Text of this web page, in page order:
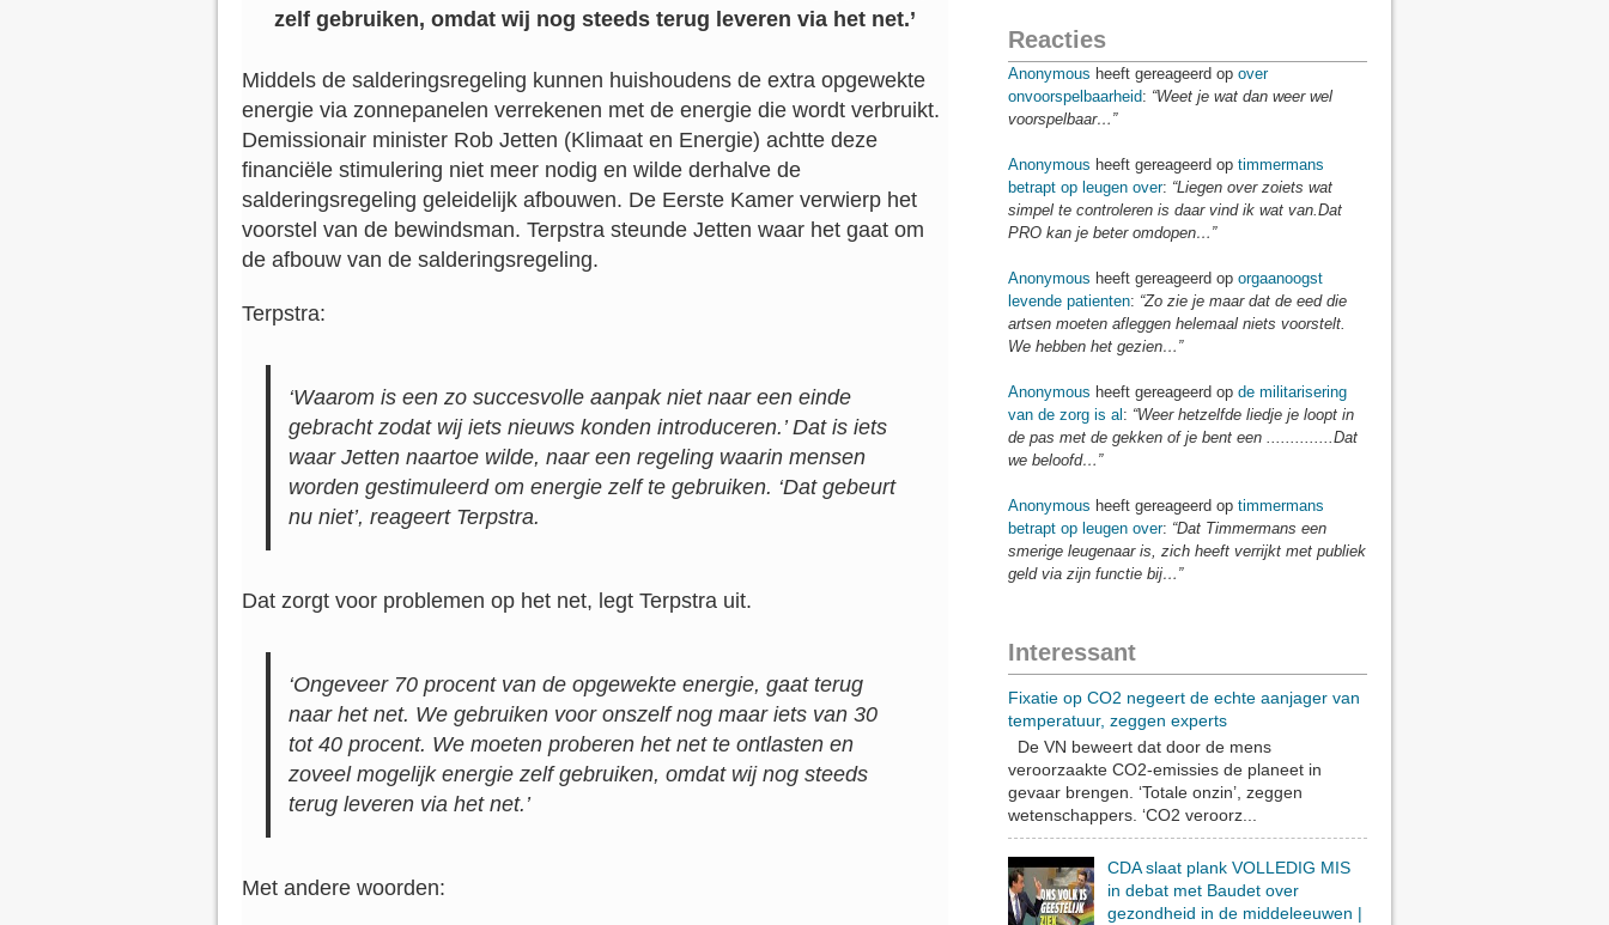
zelf gebruiken, omdat wij nog steeds terug leveren via het net.’
Middels de salderingsregeling kunnen huishoudens de extra opgewekte
energie via zonnepanelen verrekenen met de energie die wordt verbruikt.
Demissionair minister Rob Jetten (Klimaat en Energie) achtte deze
financiële stimulering niet meer nodig en wilde derhalve de
salderingsregeling geleidelijk afbouwen. De Eerste Kamer verwierp het
voorstel van de bewindsman. Terpstra steunde Jetten waar het gaat om
de afbouw van de salderingsregeling.
Terpstra:
‘Waarom is een zo succesvolle aanpak niet naar een einde
gebracht zodat wij iets nieuws konden introduceren.’ Dat is iets
waar Jetten naartoe wilde, naar een regeling waarin mensen
worden gestimuleerd om energie zelf te gebruiken. ‘Dat gebeurt
nu niet’, reageert Terpstra.
Dat zorgt voor problemen op het net, legt Terpstra uit.
‘Ongeveer 70 procent van de opgewekte energie, gaat terug
naar het net. We gebruiken voor onszelf nog maar iets van 30
tot 40 procent. We moeten proberen het net te ontlasten en
zoveel mogelijk energie zelf gebruiken, omdat wij nog steeds
terug leveren via het net.’
Met andere woorden:
Reacties
Anonymous heeft gereageerd op over
onvoorspelbaarheid: “Weet je wat dan weer wel
voorspelbaar…”
Anonymous heeft gereageerd op timmermans
betrapt op leugen over: “Liegen over zoiets wat
simpel te controleren is daar vind ik wat van.Dat
PRO kan je beter omdopen…”
Anonymous heeft gereageerd op orgaanoogst
levende patienten: “Zo zie je maar dat de eed die
artsen moeten afleggen helemaal niets voorstelt.
We hebben het gezien…”
Anonymous heeft gereageerd op de militarisering
van de zorg is al : “Weer hetzelfde liedje je loopt in
de pas met de gekken of je bent een ..............Dat
we beloofd…”
Anonymous heeft gereageerd op timmermans
betrapt op leugen over: “Dat Timmermans een
smerige leugenaar is, zich heeft verrijkt met publiek
geld via zijn functie bij…”
Interessant
Fixatie op CO2 negeert de echte aanjager van
temperatuur, zeggen experts
De VN beweert dat door de mens
veroorzaakte CO2-emissies de planeet in
gevaar brengen. ‘Totale onzin’, zeggen
wetenschappers. ‘CO2 veroorz...
CDA slaat plank VOLLEDIG MIS
in debat met Baudet over
gezondheid in de middeleeuwen |